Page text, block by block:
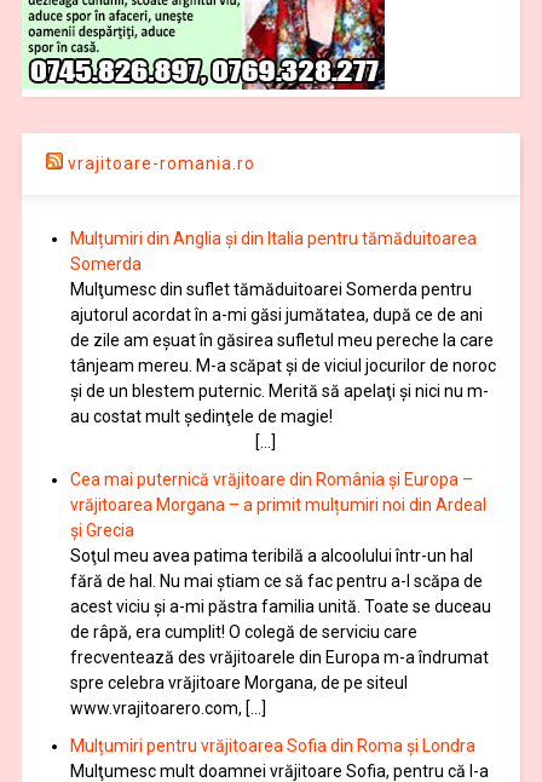
vrajitoare-romania.ro
Mulțumiri din Anglia și din Italia pentru tămăduitoarea
Somerda
Mulţumesc din suflet tămăduitoarei Somerda pentru
ajutorul acordat în a-mi găsi jumătatea, după ce de ani
de zile am eşuat în găsirea sufletul meu pereche la care
tânjeam mereu. M-a scăpat şi de viciul jocurilor de noroc
şi de un blestem puternic. Merită să apelaţi şi nici nu m-
au costat mult şedinţele de magie!
[…]
Cea mai puternică vrăjitoare din România și Europa –
vrăjitoarea Morgana – a primit mulțumiri noi din Ardeal
și Grecia
Soţul meu avea patima teribilă a alcoolului într-un hal
fără de hal. Nu mai ştiam ce să fac pentru a-l scăpa de
acest viciu şi a-mi păstra familia unită. Toate se duceau
de râpă, era cumplit! O colegă de serviciu care
frecventează des vrăjitoarele din Europa m-a îndrumat
spre celebra vrăjitoare Morgana, de pe siteul
www.vrajitoarero.com, […]
Mulțumiri pentru vrăjitoarea Sofia din Roma și Londra
Mulţumesc mult doamnei vrăjitoare Sofia, pentru că l-a